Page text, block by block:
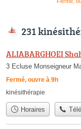
231
ALIABARGHOEI
3 Ecluse Monseigneur
Fermé, ouvre à 9h
kinésithérapie
Horaires